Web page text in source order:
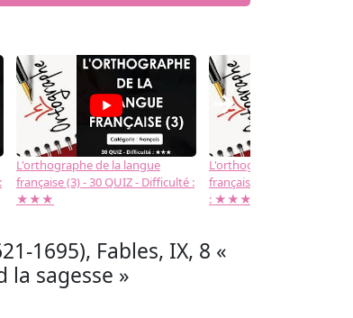
L'orthographe de la langue
française (3) - 30 QUIZ - Difficulté :
★★★
L'orthographe de la langue
française (2) -( 20 QUIZ -
: ★★★
→
1695), Fables, IX, 8 «
la sagesse »